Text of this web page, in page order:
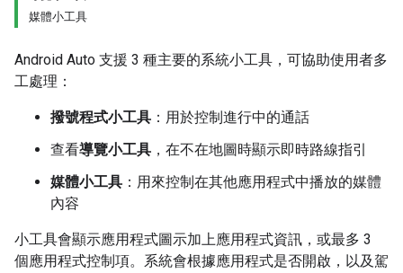
媒體小工具
Android Auto 支援 3 種主要的系統小工具，可協助使用者多
工處理：
撥號程式小工具 ：用於控制進行中的通話
查看導覽小工具 ，在不在地圖時顯示即時路線指引
媒體小工具 ：用來控制在其他應用程式中播放的媒體
內容
小工具會顯示應用程式圖示加上應用程式資訊，或最多 3
個應用程式控制項。系統會根據應用程式是否開啟，以及駕